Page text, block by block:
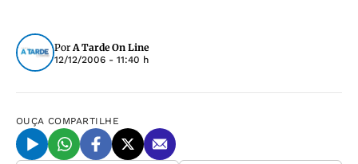
PorA Tarde On Line
12/12/2006 - 11:40 h
OUÇA COMPARTILHE